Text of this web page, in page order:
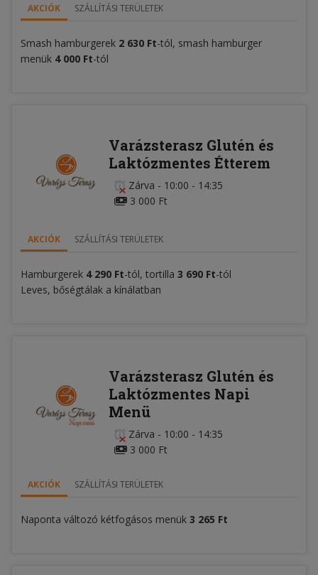
AKCIÓK SZÁLLÍTÁSI TERÜLETEK
Smash hamburgerek 2 630 Ft-tól, smash hamburger
menük 4 000 Ft-tól
Varázsterasz Glutén és
Laktózmentes Étterem
Zárva - 10:00 - 14:35
3 000 Ft
AKCIÓK SZÁLLÍTÁSI TERÜLETEK
Hamburgerek 4 290 Ft-tól, tortilla 3 690 Ft-tól
Leves, bőségtálak a kínálatban
Varázsterasz Glutén és
Laktózmentes Napi
Menü
Zárva - 10:00 - 14:35
3 000 Ft
AKCIÓK SZÁLLÍTÁSI TERÜLETEK
Naponta változó kétfogásos menük 3 265 Ft